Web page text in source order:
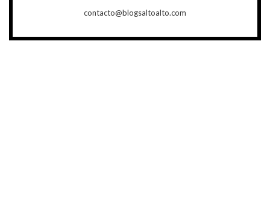
contacto@blogsaltoalto.com